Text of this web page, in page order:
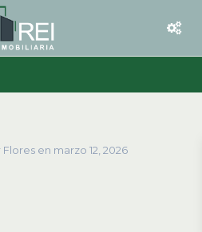
en marzo 12, 2026